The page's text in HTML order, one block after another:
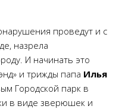
проведут и с
назрела
И начинать это
и трижды папа Илья
Городской парк в
в виде зверюшек и